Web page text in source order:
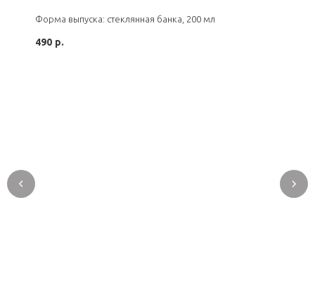
Форма выпуска: стеклянная банка, 200 мл
490 р.